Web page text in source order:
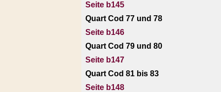
Seite b145
Quart Cod 77 und 78
Seite b146
Quart Cod 79 und 80
Seite b147
Quart Cod 81 bis 83
Seite b148